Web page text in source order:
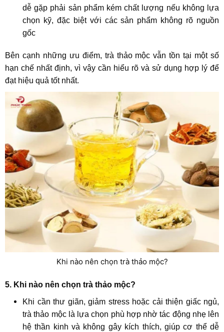
dễ gặp phải sản phẩm kém chất lượng nếu không lựa
chọn kỹ, đặc biệt với các sản phẩm không rõ nguồn
gốc
Bên cạnh những ưu điểm, trà thảo mộc vẫn tồn tại một số
hạn chế nhất định, vì vậy cần hiểu rõ và sử dụng hợp lý để
đạt hiệu quả tốt nhất.
Khi nào nên chọn trà thảo mộc?
5. Khi nào nên chọn trà thảo mộc?
Khi cần thư giãn, giảm stress hoặc cải thiện giấc ngủ,
trà thảo mộc là lựa chọn phù hợp nhờ tác động nhẹ lên
hệ thần kinh và không gây kích thích, giúp cơ thể dễ